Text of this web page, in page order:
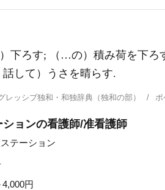
下ろす; （…の）積み荷を下ろ
して）うさを晴らす.
レッシブ独和・和独辞典（独和の部） ポ
ョンの看護師/准看護師
テーション
円